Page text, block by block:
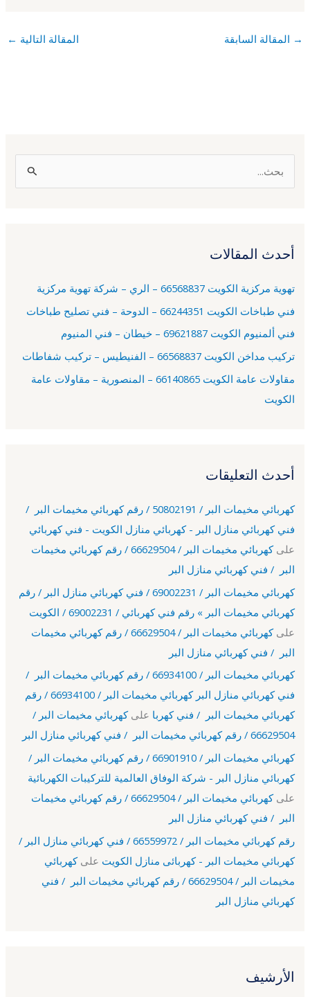
→ المقالة السابقة المقالة التالية ←
ل
ث
ن
:
أحدث المقالات
تهوية مركزية الكويت 66568837 – الري – شركة تهوية مركزية
فني طباخات الكويت 66244351 – الدوحة – فني تصليح طباخات
فني ألمنيوم الكويت 69621887 – خيطان – فني المنيوم
تركيب مداخن الكويت 66568837 – الفنيطيس – تركيب شفاطات
مقاولات عامة الكويت 66140865 – المنصورية – مقاولات عامة
الكويت
أحدث التعليقات
كهربائي مخيمات البر / 50802191 / رقم كهربائي مخيمات البر /
فني كهربائي منازل البر - كهربائي منازل الكويت - فني كهربائي
على
كهربائي مخيمات البر / 66629504 / رقم كهربائي مخيمات
البر / فني كهربائي منازل البر
كهربائي مخيمات البر / 69002231 / فني كهربائي منازل البر / رقم
كهربائي مخيمات البر » رقم فني كهربائي / 69002231 / الكويت
على
كهربائي مخيمات البر / 66629504 / رقم كهربائي مخيمات
البر / فني كهربائي منازل البر
كهربائي مخيمات البر / 66934100 / رقم كهربائي مخيمات البر /
فني كهربائي منازل البر كهربائي مخيمات البر / 66934100 / رقم
كهربائي مخيمات البر / فني كهربا علىكهربائي مخيمات البر /
66629504 / رقم كهربائي مخيمات البر / فني كهربائي منازل البر
كهربائي مخيمات البر / 66901910 / رقم كهربائي مخيمات البر /
كهربائي منازل البر - شركة الوفاق العالمية للتركيبات الكهربائية
على
كهربائي مخيمات البر / 66629504 / رقم كهربائي مخيمات
البر / فني كهربائي منازل البر
رقم كهربائي مخيمات البر / 66559972 / فني كهربائي منازل البر /
كهربائي مخيمات البر - كهربائى منازل الكويت علىكهربائي
مخيمات البر / 66629504 / رقم كهربائي مخيمات البر / فني
كهربائي منازل البر
الأرشيف